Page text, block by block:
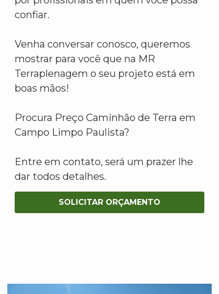
confiar.
Venha conversar conosco, queremos
mostrar para você que na MR
Terraplenagem o seu projeto está em
boas mãos!
Procura Preço Caminhão de Terra em
Campo Limpo Paulista?
Entre em contato, será um prazer lhe
dar todos detalhes.
SOLICITAR ORÇAMENTO